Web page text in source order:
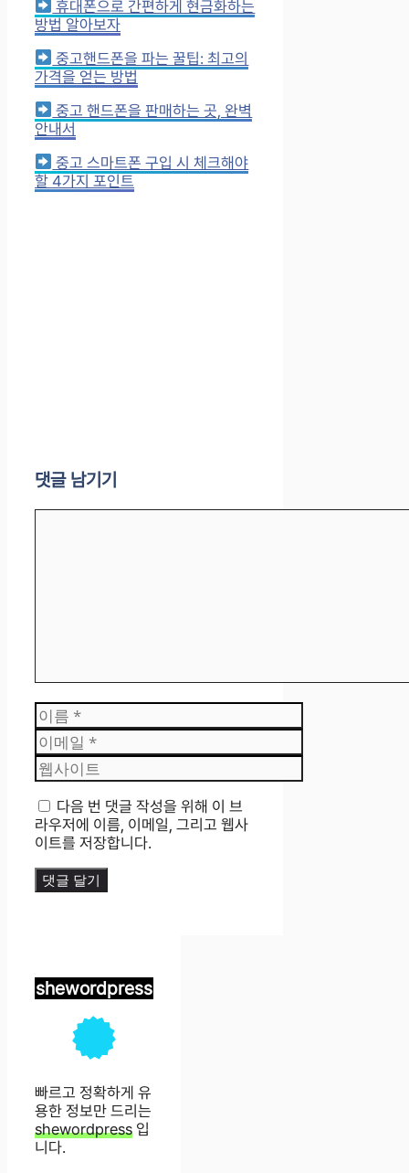
휴대폰으로 간편하게 현금화하는
방법 알아보자
중고핸드폰을 파는 꿀팁: 최고의
가격을 얻는 방법
중고 핸드폰을 판매하는 곳, 완벽
안내서
중고 스마트폰 구입 시 체크해야
할 4가지 포인트
댓글 남기기
이
름
이
메
일
웹
사
이
트
다음 번 댓글 작성을 위해 이 브
라우저에 이름, 이메일, 그리고 웹사
이트를 저장합니다.
shewordpress
빠르고 정확하게 유
용한 정보만 드리는
shewordpress 입
니다.